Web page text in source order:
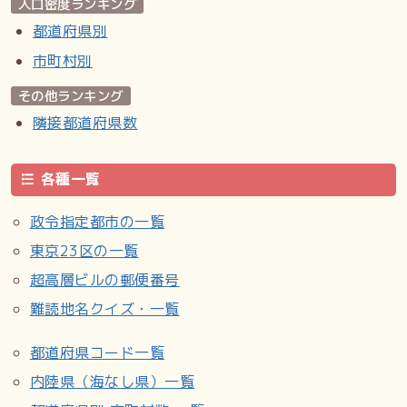
私立／平岸幼稚園（平岸3-12）／札幌白ゆり幼稚園（平岸5-
9）
札幌市天神山児童会館（平岸1-19）／札幌市平岸小ミニ児童
会館（平岸2-14、平岸小学校内）／札幌市平岸児童会館（平
校内）／札幌市平岸高台小ミニ児童会館（平岸5-18、平岸高
台小学校内）
交通機関
札幌市営地下鉄南北線 平岸駅（平岸2-7）、南平岸駅（平岸
4-13）／平岸駅は地下駅、南平岸駅は地上駅となっており、
環状通付近で地下と地上を接続している。
北都交通 新千歳空港連絡バス
関連項目
人口密度ランキング
都道府県別
市町村別
その他ランキング
隣接都道府県数
各種一覧
政令指定都市の一覧
東京23区の一覧
超高層ビルの郵便番号
難読地名クイズ・一覧
都道府県コード一覧
内陸県（海なし県）一覧